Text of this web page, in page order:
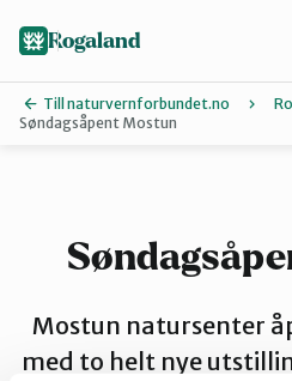
Haugalandet
Rogaland
Till naturvernforbundet.no
Søndagsåpent Mostun
Mostun natursenter
med to helt nye